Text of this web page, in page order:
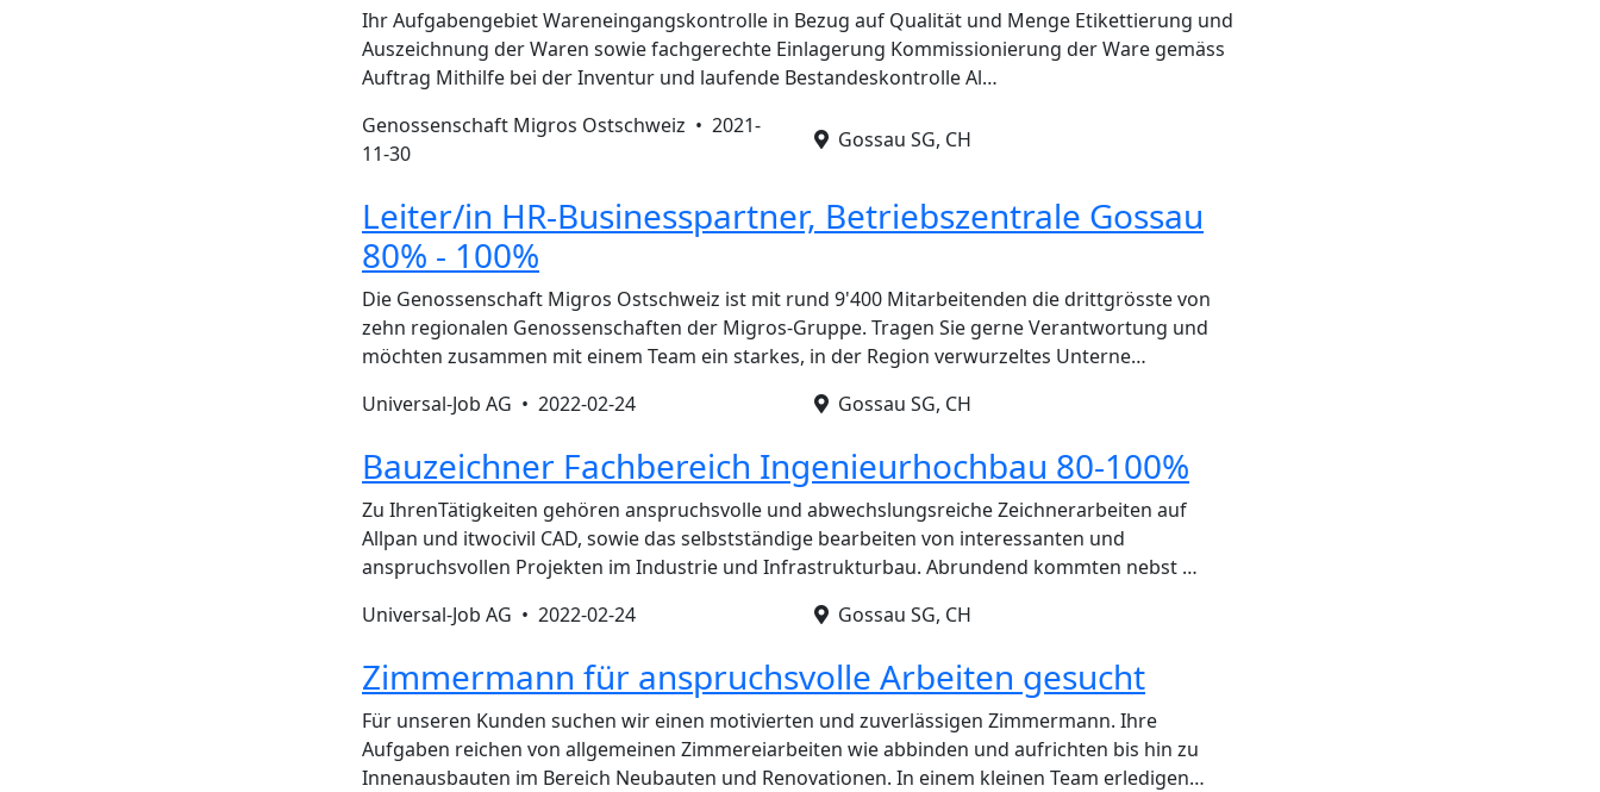
Ihr Aufgabengebiet Wareneingangskontrolle in Bezug auf Qualität und Menge Etikettierung und
Auszeichnung der Waren sowie fachgerechte Einlagerung Kommissionierung der Ware gemäss
Auftrag Mithilfe bei der Inventur und laufende Bestandeskontrolle Al…
Genossenschaft Migros Ostschweiz • 2021-
11-30
Gossau SG, CH
Leiter/in HR-Businesspartner, Betriebszentrale Gossau
80% - 100%
Die Genossenschaft Migros Ostschweiz ist mit rund 9'400 Mitarbeitenden die drittgrösste von
zehn regionalen Genossenschaften der Migros-Gruppe. Tragen Sie gerne Verantwortung und
möchten zusammen mit einem Team ein starkes, in der Region verwurzeltes Unterne…
Universal-Job AG • 2022-02-24 Gossau SG, CH
Bauzeichner Fachbereich Ingenieurhochbau 80-100%
Zu IhrenTätigkeiten gehören anspruchsvolle und abwechslungsreiche Zeichnerarbeiten auf
Allpan und itwocivil CAD, sowie das selbstständige bearbeiten von interessanten und
anspruchsvollen Projekten im Industrie und Infrastrukturbau. Abrundend kommten nebst …
Universal-Job AG • 2022-02-24 Gossau SG, CH
Zimmermann für anspruchsvolle Arbeiten gesucht
Für unseren Kunden suchen wir einen motivierten und zuverlässigen Zimmermann. Ihre
Aufgaben reichen von allgemeinen Zimmereiarbeiten wie abbinden und aufrichten bis hin zu
Innenausbauten im Bereich Neubauten und Renovationen. In einem kleinen Team erledigen…